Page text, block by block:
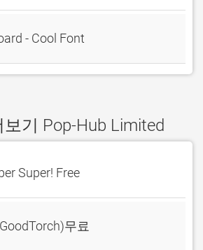
- Cool Font
기 Pop-Hub Limited
Super! Free
무료